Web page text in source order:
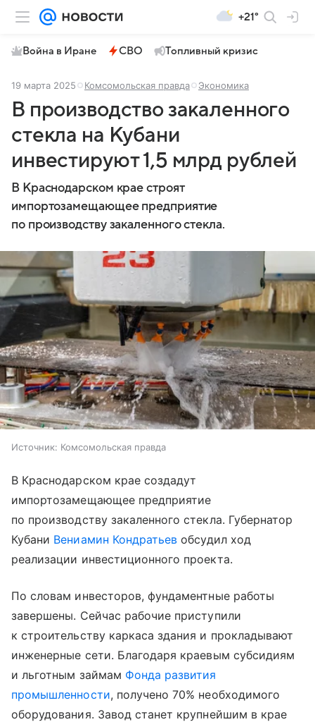
+21°
Война в Иране СВО Топливный кризис
19 марта 2025 Комсомольская правда Экономика
В производство закаленного
стекла на Кубани
инвестируют 1,5 млрд рублей
В Краснодарском крае строят
импортозамещающее предприятие
по производству закаленного стекла.
Источник: Комсомольская правда
В Краснодарском крае создадут
импортозамещающее предприятие
по производству закаленного стекла. Губернатор
Кубани Вениамин Кондратьев обсудил ход
реализации инвестиционного проекта.
По словам инвесторов, фундаментные работы
завершены. Сейчас рабочие приступили
к строительству каркаса здания и прокладывают
инженерные сети. Благодаря краевым субсидиям
и льготным займам Фонда развития
промышленности, получено 70% необходимого
оборудования. Завод станет крупнейшим в крае